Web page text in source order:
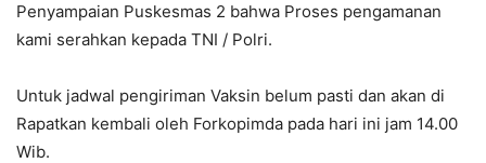
Penyampaian Puskesmas 2 bahwa Proses pengamanan
kami serahkan kepada TNI / Polri.
Untuk jadwal pengiriman Vaksin belum pasti dan akan di
Rapatkan kembali oleh Forkopimda pada hari ini jam 14.00
Wib.